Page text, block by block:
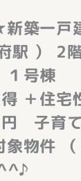
築一戸
駅 ） 2
１号
＋住
子育
象物件